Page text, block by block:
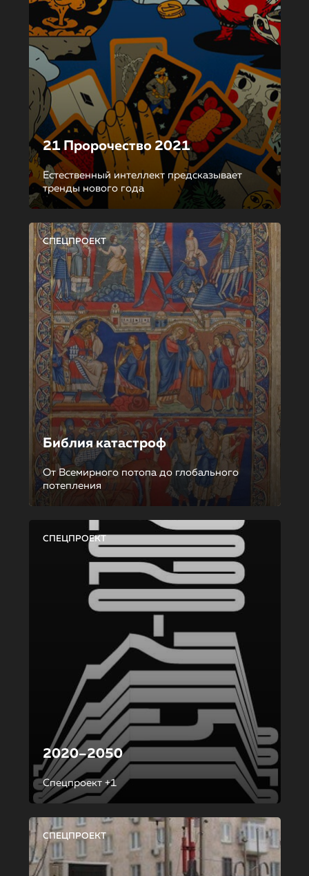
21 Пророчество 2021
Естественный интеллект предсказывает
тренды нового года
СПЕЦПРОЕКТ
Библия катастроф
От Всемирного потопа до глобального
потепления
СПЕЦПРОЕКТ
2020–2050
Спецпроект +1
СПЕЦПРОЕКТ